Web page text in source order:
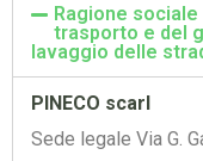
Ragione
trasporto e del
lavaggio delle
PINECO scarl
Sede legale Via G.